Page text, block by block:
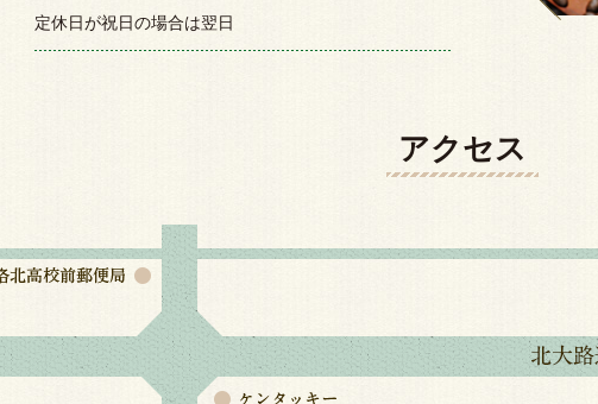
定休日が祝日の場合は翌日
アクセス